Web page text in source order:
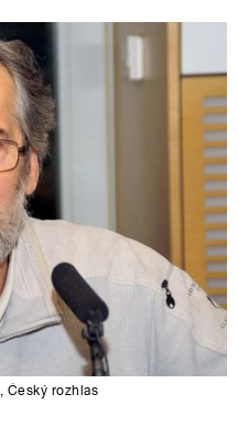
, Český rozhlas